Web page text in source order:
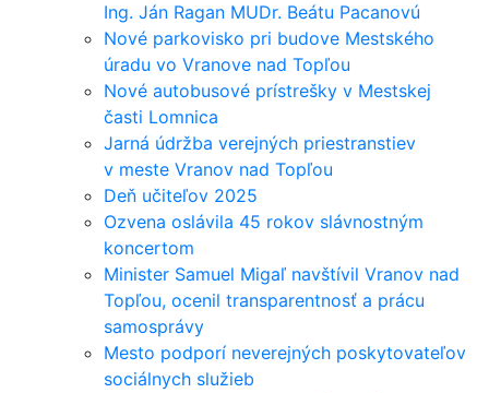
Ing. Ján Ragan MUDr. Beátu Pacanovú
Nové parkovisko pri budove Mestského
úradu vo Vranove nad Topľou
Nové autobusové prístrešky v Mestskej
časti Lomnica
Jarná údržba verejných priestranstiev
v meste Vranov nad Topľou
Deň učiteľov 2025
Ozvena oslávila 45 rokov slávnostným
koncertom
Minister Samuel Migaľ navštívil Vranov nad
Topľou, ocenil transparentnosť a prácu
samosprávy
Mesto podporí neverejných poskytovateľov
sociálnych služieb